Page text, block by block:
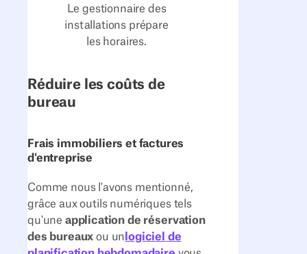
Le gestionnaire des
installations prépare
les horaires.
Réduire les coûts de
bureau
Frais immobiliers et factures
d'entreprise
Comme nous l'avons mentionné,
grâce aux outils numériques tels
qu'une application de réservation
des bureaux ou un logiciel de